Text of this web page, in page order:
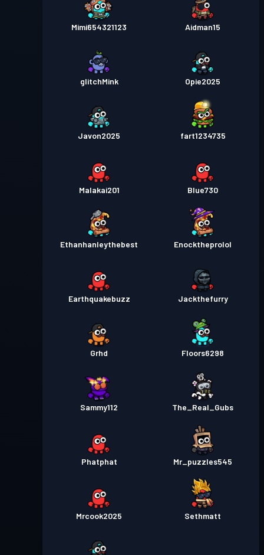
Mimi654321123 Aidman15
glitchMink Opie2025
Javon2025 fart1234735
Malakai201 Blue730
Ethanhanleythebest Enocktheprolol
Earthquakebuzz Jackthefurry
Grhd Floors6298
Sammy112 The_Real_Gubs
Phatphat Mr_puzzles545
Mrcook2025 Sethmatt